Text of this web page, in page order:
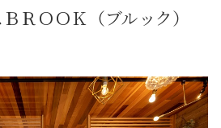
ＲＯＯＫ（ブルック）